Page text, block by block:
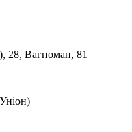
28, Вагноман, 81